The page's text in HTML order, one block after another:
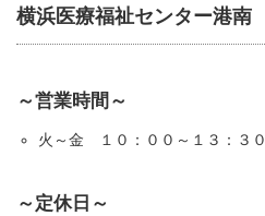
横浜医療福祉センター港南
～営業時間～
火～金 １０：００～１３：３０
～定休日～